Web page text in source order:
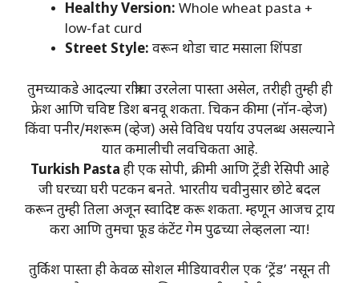
Healthy Version: Whole wheat pasta +
low-fat curd
Street Style: वरून थोडा चाट मसाला शिंपडा
तुमच्याकडे आदल्या रात्रीचा उरलेला पास्ता असेल, तरीही तुम्ही ही
फ्रेश आणि चविष्ट डिश बनवू शकता. चिकन कीमा (नॉन-व्हेज)
किंवा पनीर/मशरूम (व्हेज) असे विविध पर्याय उपलब्ध असल्याने
यात कमालीची लवचिकता आहे.
Turkish Pasta ही एक सोपी, क्रीमी आणि ट्रेंडी रेसिपी आहे
जी घरच्या घरी पटकन बनते. भारतीय चवीनुसार छोटे बदल
करून तुम्ही तिला अजून स्वादिष्ट करू शकता. म्हणून आजच ट्राय
करा आणि तुमचा फूड कंटेंट गेम पुढच्या लेव्हलला न्या!
तुर्किश पास्ता ही केवळ सोशल मीडियावरील एक ‘ट्रेंड’ नसून ती